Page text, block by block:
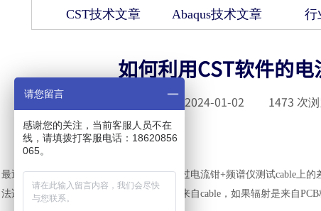
CST技术文章 Abaqus技术文章 行
如何利用CST软件的
2024-01-02 1473 次
最近有不少小伙伴问：有很多设备只能通过电流钳+频谱仪测试cable上
法适用于以下场景：设备的辐射主体主要来自cable，如果辐射是来自PCB
请您留言
感谢您的关注，当前客服人员不在
线，请填拨打客服电话：18620856
065。